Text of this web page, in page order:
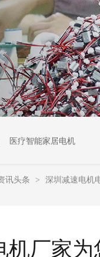
医疗智能家居电机
讯头条 > 深圳减速电机
厂家